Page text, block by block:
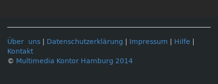
Über uns Datenschutzerklärung Impressum Hilfe
Kontakt
© Multimedia Kontor Hamburg 2014